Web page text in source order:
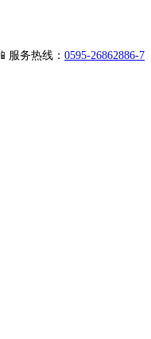
📱服务热线： 0595-26862886-7